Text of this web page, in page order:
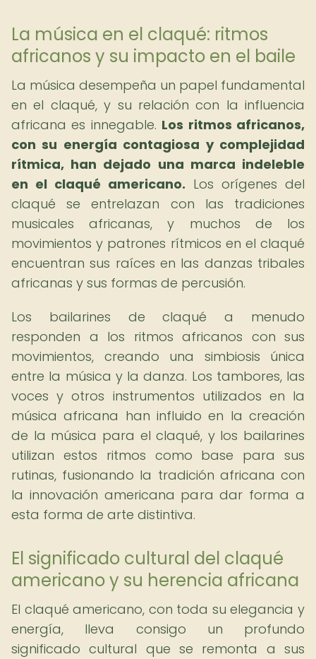
La música en el claqué: ritmos
africanos y su impacto en el baile
La música desempeña un papel fundamental
en el claqué, y su relación con la influencia
africana es innegable. Los ritmos africanos,
con su energía contagiosa y complejidad
rítmica, han dejado una marca indeleble
en el claqué americano. Los orígenes del
claqué se entrelazan con las tradiciones
musicales africanas, y muchos de los
movimientos y patrones rítmicos en el claqué
encuentran sus raíces en las danzas tribales
africanas y sus formas de percusión.
Los bailarines de claqué a menudo
responden a los ritmos africanos con sus
movimientos, creando una simbiosis única
entre la música y la danza. Los tambores, las
voces y otros instrumentos utilizados en la
música africana han influido en la creación
de la música para el claqué, y los bailarines
utilizan estos ritmos como base para sus
rutinas, fusionando la tradición africana con
la innovación americana para dar forma a
esta forma de arte distintiva.
El significado cultural del claqué
americano y su herencia africana
El claqué americano, con toda su elegancia y
energía, lleva consigo un profundo
significado cultural que se remonta a sus